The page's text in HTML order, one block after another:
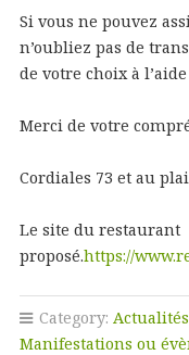
Si vous ne pouvez
n’oubliez pas de
de votre choix à
Merci de votre
Cordiales 73 et au
Le site du restaurant
proposé.https://
Category: Actualités
Manifestations ou